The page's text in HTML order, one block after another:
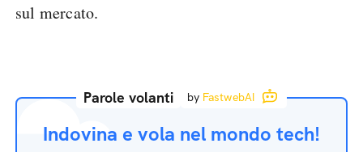
sul mercato.
Parole volanti by FastwebAI
Indovina e vola nel mondo tech!